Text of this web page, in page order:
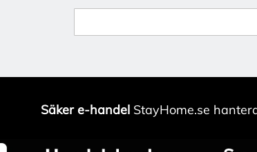
Säker e-handelStayHome.se